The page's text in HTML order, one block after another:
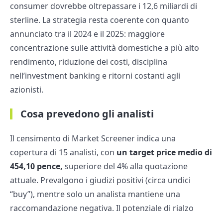
consumer dovrebbe oltrepassare i 12,6 miliardi di
sterline. La strategia resta coerente con quanto
annunciato tra il 2024 e il 2025: maggiore
concentrazione sulle attività domestiche a più alto
rendimento, riduzione dei costi, disciplina
nell’investment banking e ritorni costanti agli
azionisti.
Cosa prevedono gli analisti
Il censimento di Market Screener indica una
copertura di 15 analisti, con un target price medio di
454,10 pence, superiore del 4% alla quotazione
attuale. Prevalgono i giudizi positivi (circa undici
“buy”), mentre solo un analista mantiene una
raccomandazione negativa. Il potenziale di rialzo